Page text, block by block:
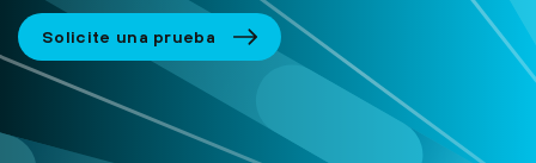
Solicite una prueba